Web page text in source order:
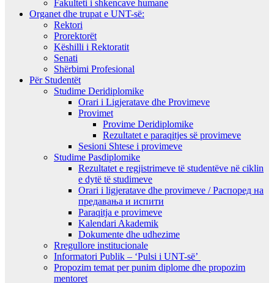
Fakulteti i shkencave humane
Organet dhe trupat e UNT-së:
Rektori
Prorektorët
Këshilli i Rektoratit
Senati
Shërbimi Profesional
Për Studentët
Studime Deridiplomike
Orari i Ligjeratave dhe Provimeve
Provimet
Provime Deridiplomike
Rezultatet e paraqitjes së provimeve
Sesioni Shtese i provimeve
Studime Pasdiplomike
Rezultatet e regjistrimeve të studentëve në ciklin
e dytë të studimeve
Orari i ligjeratave dhe provimeve / Распоред на
предавањa и испити
Paraqitja e provimeve
Kalendari Akademik
Dokumente dhe udhezime
Rregullore institucionale
Informatori Publik – ‘Pulsi i UNT-së’
Propozim temat per punim diplome dhe propozim
mentoret